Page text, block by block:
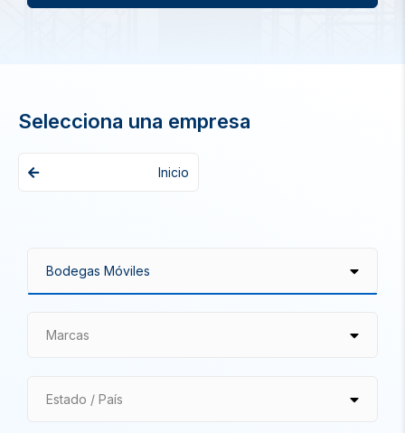
Selecciona una empresa
Inicio
Marcas
Estado / País